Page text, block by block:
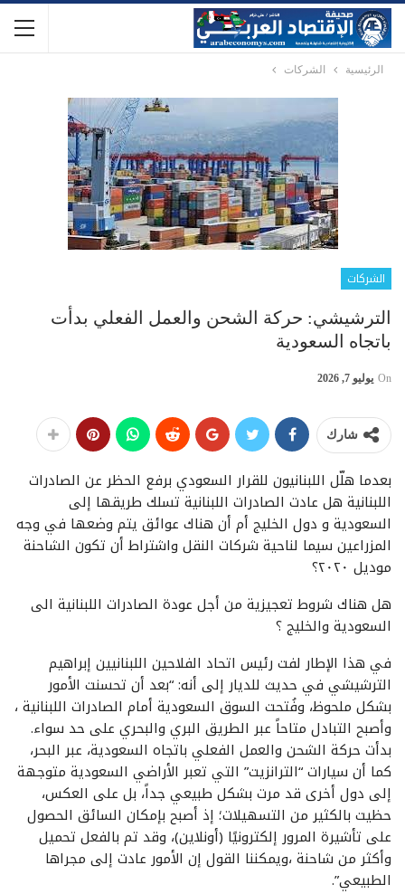
الرئيسية الشركات
الشركات
الترشيشي: حركة الشحن والعمل الفعلي بدأت
باتجاه السعودية
On يوليو 7, 2026
شارك
بعدما هلّل اللبنانيون للقرار السعودي برفع الحظر عن الصادرات
اللبنانية هل عادت الصادرات اللبنانية تسلك طريقها إلى
السعودية و دول الخليج أم أن هناك عوائق يتم وضعها في وجه
المزراعين سيما لناحية شركات النقل واشتراط أن تكون الشاحنة
موديل ٢٠٢٠؟
هل هناك شروط تعجيزية من أجل عودة الصادرات اللبنانية الى
السعودية والخليج ؟
في هذا الإطار لفت رئيس اتحاد الفلاحين اللبنانيين إبراهيم
الترشيشي في حديث للديار إلى أنه: “بعد أن تحسنت الأمور
بشكل ملحوظ، وفُتحت السوق السعودية أمام الصادرات اللبنانية ،
وأصبح التبادل متاحاً عبر الطريق البري والبحري على حد سواء.
بدأت حركة الشحن والعمل الفعلي باتجاه السعودية، عبر البحر،
كما أن سيارات “الترانزيت” التي تعبر الأراضي السعودية متوجهة
إلى دول أخرى قد مرت بشكل طبيعي جداً، بل على العكس،
حظيت بالكثير من التسهيلات؛ إذ أصبح بإمكان السائق الحصول
على تأشيرة المرور إلكترونيًا (أونلاين)، وقد تم بالفعل تحميل
وأكثر من شاحنة ،ويمكننا القول إن الأمور عادت إلى مجراها
الطبيعي”.